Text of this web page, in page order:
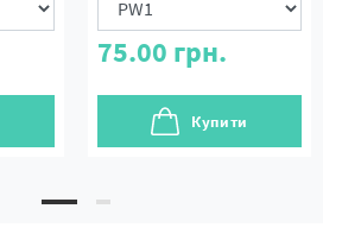
75.00 грн.
Купити